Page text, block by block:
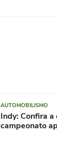
AUTOMOBILISMO
Indy: Confira
campeonato